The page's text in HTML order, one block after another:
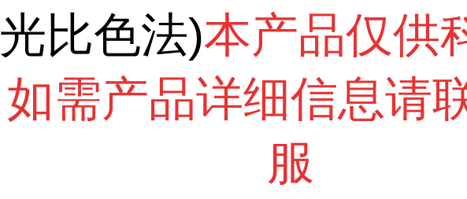
光比色法)本产品仅供
如需产品详细信息请
服